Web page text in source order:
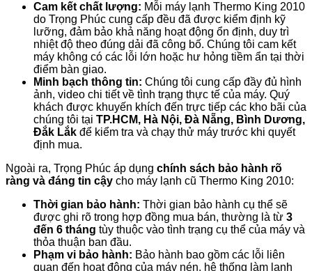
Cam kết chất lượng: Mỗi máy lạnh Thermo King 2010
do Trọng Phúc cung cấp đều đã được kiểm định kỹ
lưỡng, đảm bảo khả năng hoạt động ổn định, duy trì
nhiệt độ theo đúng dải đã công bố. Chúng tôi cam kết
máy không có các lỗi lớn hoặc hư hỏng tiềm ẩn tại thời
điểm bàn giao.
Minh bạch thông tin: Chúng tôi cung cấp đầy đủ hình
ảnh, video chi tiết về tình trạng thực tế của máy. Quý
khách được khuyến khích đến trực tiếp các kho bãi của
chúng tôi tại TP.HCM, Hà Nội, Đà Nẵng, Bình Dương,
Đắk Lắk để kiểm tra và chạy thử máy trước khi quyết
định mua.
Ngoài ra, Trọng Phúc áp dụng chính sách bảo hành rõ
ràng và đáng tin cậy cho máy lạnh cũ Thermo King 2010:
Thời gian bảo hành: Thời gian bảo hành cụ thể sẽ
được ghi rõ trong hợp đồng mua bán, thường là từ 3
đến 6 tháng tùy thuộc vào tình trạng cụ thể của máy và
thỏa thuận ban đầu.
Phạm vi bảo hành: Bảo hành bao gồm các lỗi liên
quan đến hoạt động của máy nén, hệ thống làm lạnh